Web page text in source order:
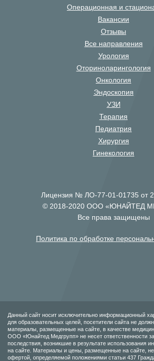
Операционная и
Вакансии
Отзывы
Все направления
Урология
Оториноларингология
Онкология
Эндоскопия
УЗИ
Терапия
Педиатрия
Хирургия
Гинекология
Лицензия № ЛО-77-01-01735 от
© 2018-2020 ООО «ЮНАЙТЕД
Все права защищены
Политика по обработке
Данный сайт носит исключительно информационный
для образовательных целей, посетители сайта не
материалы, размещенные на сайте, в качестве
ООО «Юнайтед Медгрупп» не несет ответственности
последствия, возникшие в результате использования
на сайте. Материалы и цены, размещенные на сайте,
офертой, определяемой положениями статьи 437